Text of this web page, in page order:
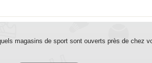
magasins de sport sont ouverts près de chez